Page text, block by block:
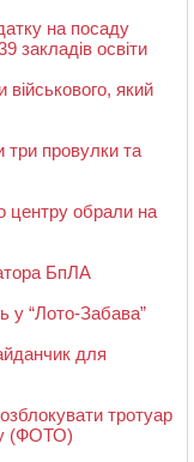
на посаду
закладів освіти
який
провулки та
центру обрали на
БпЛА
у “Лото-Забава”
для
тротуар
(ФОТО)